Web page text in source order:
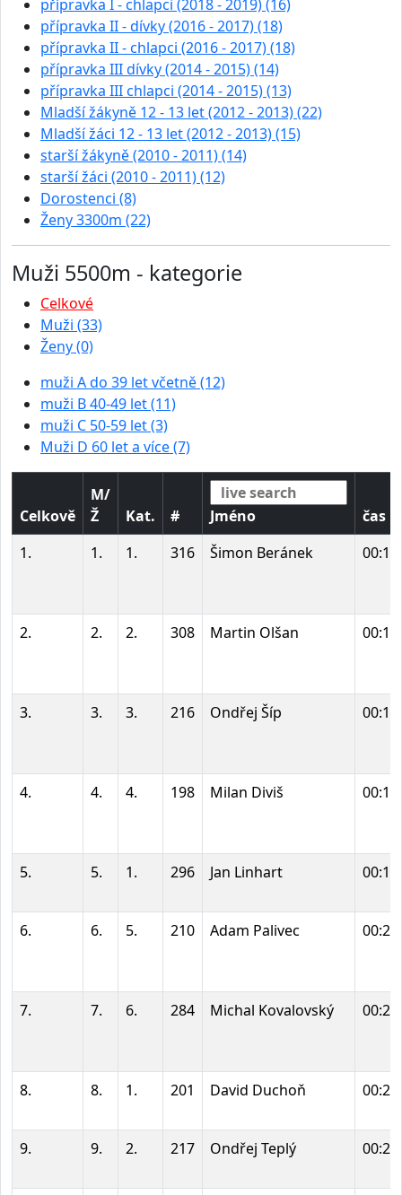
přípravka I - chlapci (2018 - 2019) (16)
přípravka II - dívky (2016 - 2017) (18)
přípravka II - chlapci (2016 - 2017) (18)
přípravka III dívky (2014 - 2015) (14)
přípravka III chlapci (2014 - 2015) (13)
Mladší žákyně 12 - 13 let (2012 - 2013) (22)
Mladší žáci 12 - 13 let (2012 - 2013) (15)
starší žákyně (2010 - 2011) (14)
starší žáci (2010 - 2011) (12)
Dorostenci (8)
Ženy 3300m (22)
Muži 5500m - kategorie
Celkové
Muži (33)
Ženy (0)
muži A do 39 let včetně (12)
muži B 40-49 let (11)
muži C 50-59 let (3)
Muži D 60 let a více (7)
Celkově
M/
Ž
Kat. # Jméno
čas
1.
1. 1. 316 Šimon Beránek
2. 2. 2. 308 Martin Olšan
3. 3. 3. 216 Ondřej Šíp
4. 4. 4. 198 Milan Diviš
5. 5. 1. 296 Jan Linhart
6. 6. 5. 210 Adam Palivec
7. 7. 6. 284 Michal Kovalovský
8. 8. 1. 201 David Duchoň
9. 9. 2. 217 Ondřej Teplý